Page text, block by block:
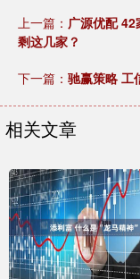
上一篇： 广源优配
剩这几家？
下一篇： 驰赢策略 工
相关文章